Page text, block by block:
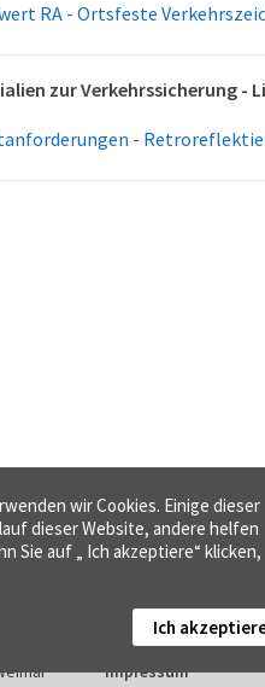
RA - Ortsfeste
zur Verkehrssicherung
-
Kontakt
Impressum
wir Cookies. Einige dieser
dieser Website, andere helfen
Sie auf „ Ich akzeptiere“ klicken,
Ich